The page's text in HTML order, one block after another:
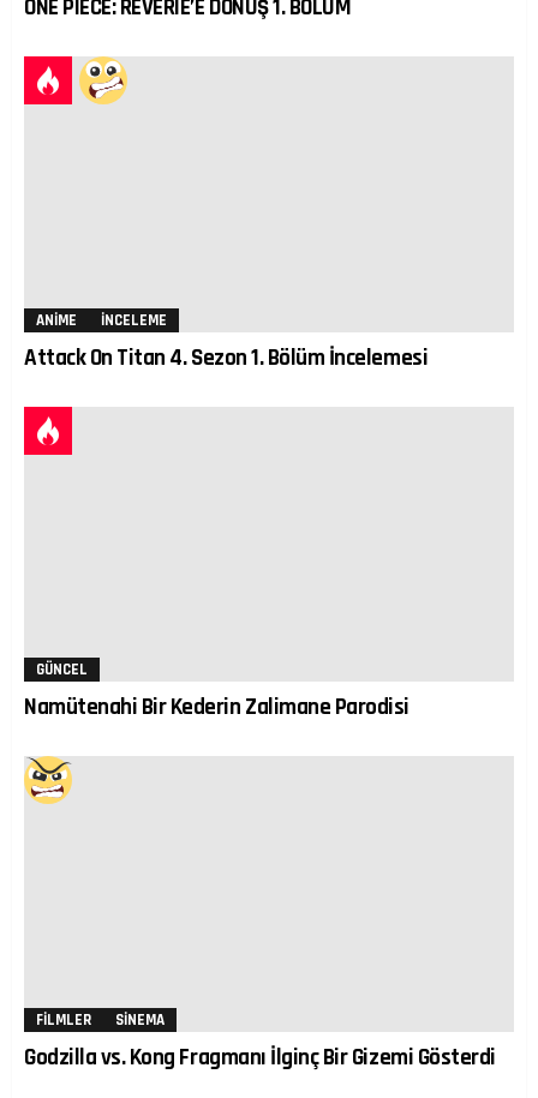
ONE PIECE: REVERIE’E DÖNÜŞ 1. BÖLÜM
ANIME İNCELEME
Attack On Titan 4. Sezon 1. Bölüm İncelemesi
GÜNCEL
Namütenahi Bir Kederin Zalimane Parodisi
FILMLER SINEMA
Godzilla vs. Kong Fragmanı İlginç Bir Gizemi Gösterdi